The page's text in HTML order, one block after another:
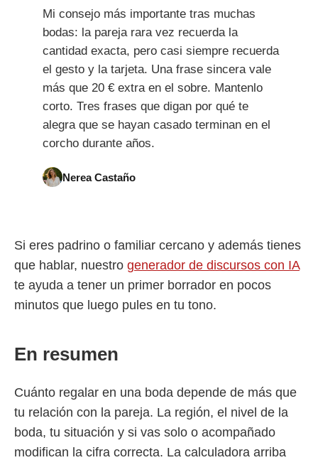
Mi consejo más importante tras muchas
bodas: la pareja rara vez recuerda la
cantidad exacta, pero casi siempre recuerda
el gesto y la tarjeta. Una frase sincera vale
más que 20 € extra en el sobre. Mantenlo
corto. Tres frases que digan por qué te
alegra que se hayan casado terminan en el
corcho durante años.
Nerea Castaño
Si eres padrino o familiar cercano y además tienes
que hablar, nuestro generador de discursos con IA
te ayuda a tener un primer borrador en pocos
minutos que luego pules en tu tono.
En resumen
Cuánto regalar en una boda depende de más que
tu relación con la pareja. La región, el nivel de la
boda, tu situación y si vas solo o acompañado
modifican la cifra correcta. La calculadora arriba